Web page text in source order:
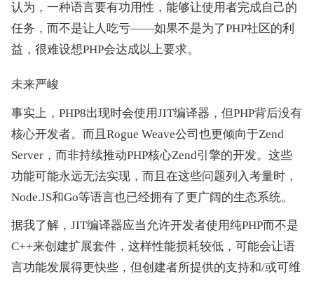
认为，一种语言要有功用性，能够让使用者完成自己的
任务，而不是让人吃亏——如果不是为了PHP社区的利
益，很难设想PHP会达成以上要求。
未来严峻
事实上，PHP8出现时会使用JIT编译器，但PHP背后没有
核心开发者。而且Rogue Weave公司也更倾向于Zend
Server，而非持续推动PHP核心Zend引擎的开发。这些
功能可能永远无法实现，而且在这些问题列入考量时，
Node.JS和Go等语言也已经拥有了更广阔的生态系统。
据我了解，JIT编译器应当允许开发者使用纯PHP而不是
C++来创建扩展套件，这样性能损耗较低，可能会让语
言功能发展得更快些，但创建者所提供的支持和/或可维